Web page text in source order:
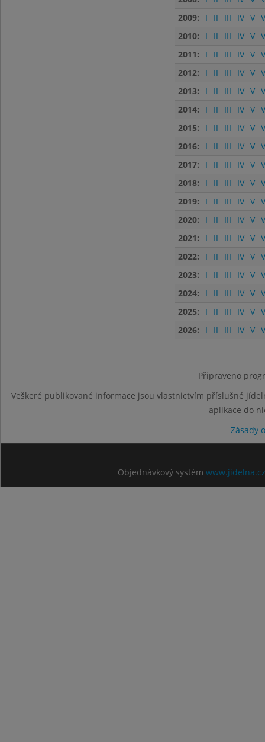
2009:
I II III IV V
2010:
I II III IV V
2011:
I II III IV V
2012:
I II III IV V
2013:
I II III IV V
2014:
I II III IV V
2015:
I II III IV V
2016:
I II III IV V
2017:
I II III IV V
2018:
I II III IV V
2019:
I II III IV V
2020:
I II III IV V
2021:
I II III IV V
2022:
I II III IV V
2023:
I II III IV V
2024:
I II III IV V
2025:
I II III IV V
2026:
I II III IV V
Připraveno
Veškeré publikované informace jsou vlastnictvím příslušné
aplikace do
Zásady
Objednávkový systém www.jidelna.cz